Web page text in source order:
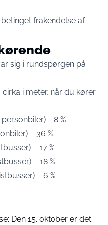
frakendelse af
sig i rundspørgen på
i meter, når du kører
– 8 %
– 36 %
– 17 %
– 18 %
– 6 %
Den 15. oktober er det